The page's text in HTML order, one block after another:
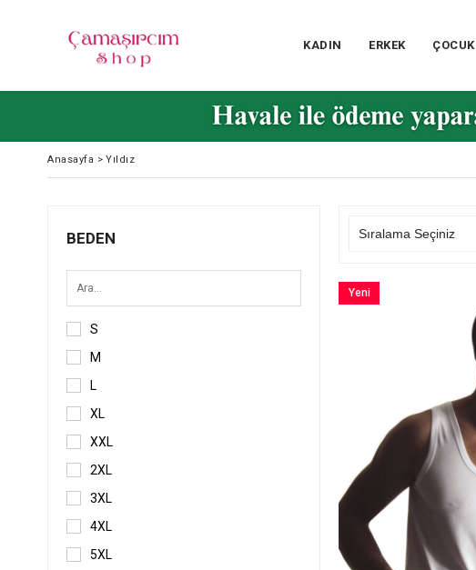
KADIN ERKEK ÇOCUK
Anasayfa > Yıldız
BEDEN
S
M
L
XL
XXL
2XL
3XL
4XL
5XL
Yeni